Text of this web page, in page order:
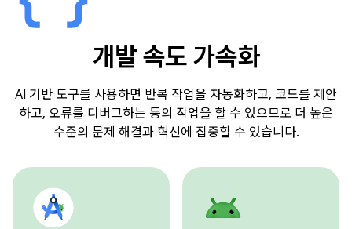
개발 속도 가속화
AI 기반 도구를 사용하면 반복 작업을 자동화하고, 코드를 제안
하고, 오류를 디버그하는 등의 작업을 할 수 있으므로 더 높은
수준의 문제 해결과 혁신에 집중할 수 있습니다.